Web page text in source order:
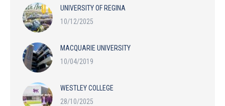
UNIVERSITY OF REGINA
10/12/2025
MACQUARIE UNIVERSITY
10/04/2019
WESTLEY COLLEGE
28/10/2025